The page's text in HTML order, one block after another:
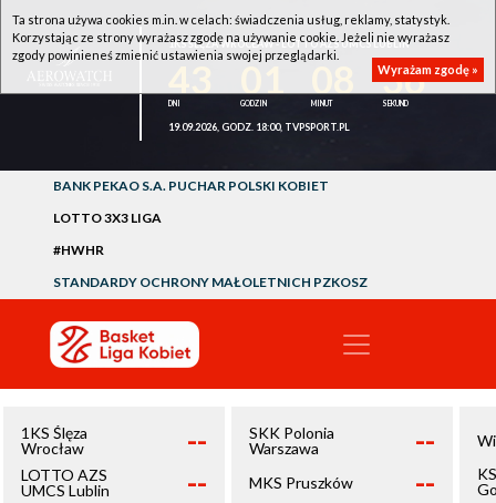
1KS ŚLĘZA WROCŁAW - LOTTO AZS UMCS LUBLIN
36
19.09.2026, GODZ. 18:00, TVPSPORT.PL
BANK PEKAO S.A. PUCHAR POLSKI KOBIET
LOTTO 3X3 LIGA
#HWHR
STANDARDY OCHRONY MAŁOLETNICH PZKOSZ
1KS Ślęza
Wrocław
--
LOTTO AZS
UMCS Lublin
--
SKK Polonia
Warszawa
--
MKS Pruszków --
Ta strona używa cookies m.in. w celach: świadczenia usług, reklamy, statystyk.
Korzystając ze strony wyrażasz zgodę na używanie cookie. Jeżeli nie wyrażasz
zgody powinieneś zmienić ustawienia swojej przeglądarki.
Wyrażam zgodę »